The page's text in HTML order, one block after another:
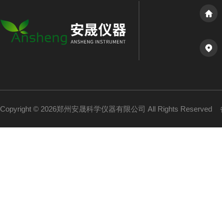
Copyright © 2026郑州安晟科学仪器有限公司 All Rights Reserved